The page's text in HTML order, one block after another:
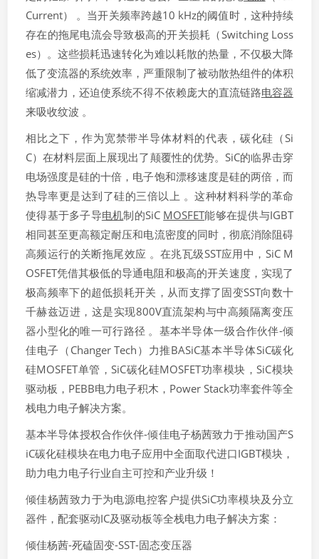
Current） 。当开关频率跨越10 kHz的阈值时，这种持续
存在的拖尾电流会导致极高的开关损耗（Switching Loss
es）。这些损耗迅速转化为难以耗散的热量，不仅极大降
低了变流器的系统效率，严重限制了被动散热组件的体积
缩减潜力，还迫使系统不得不依赖庞大的直流链路电容器
来吸收纹波 。
相比之下，作为宽禁带半导体材料的代表，碳化硅（Si
C）在材料层面上展现出了颠覆性的优势。SiC的临界击穿
电场强度是硅的十倍，电子饱和漂移速度是硅的两倍，而
热导率更是达到了硅的三倍以上 。这种材料科学的革命
使得基于多子导电机制的SiC MOSFET能够在提供与IGBT
相同甚至更高额定耐压和电流密度的同时，彻底消除阻碍
高频运行的关断拖尾效应 。在兆瓦级SST应用中，SiC M
OSFET凭借其极低的导通电阻和极高的开关速度，实现了
极高频率下的超低损耗开关，从而支撑了固变SST向数十
千赫兹迈进，这是实现800V直流架构与中高频隔离变压
器小型化的唯一可行路径 。基本半导体一级合作伙伴-倾
佳电子（Changer Tech）力推BASiC基本半导体SiC碳化
硅MOSFET单管，SiC碳化硅MOSFET功率模块，SiC模块
驱动板，PEBB电力电子积木，Power Stack功率套件等全
栈电力电子解决方案。
基本半导体授权合作伙伴-倾佳电子杨茜致力于推动国产S
iC碳化硅模块在电力电子应用中全面取代进口IGBT模块，
助力电力电子行业自主可控和产业升级！
倾佳杨茜致力于为电源电控客户提供SiC功率模块及分立
器件，配套驱动IC及驱动板等全栈电力电子解决方案：
倾佳杨茜-死磕固变-SST-固态变压器